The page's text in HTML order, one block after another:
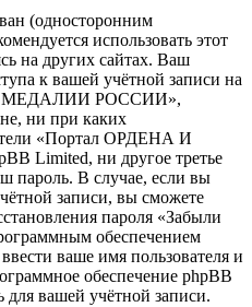
(односторонним
использовать этот
на других сайтах. Ваш
к вашей учётной записи на
МЕДАЛИИ РОССИИ»,
ни при каких
«Портал ОРДЕНА И
ни другое третье
пароль. В случае, если вы
записи, вы сможете
пароля «Забыли
обеспечением
ваше имя пользователя и
обеспечение phpBB
для вашей учётной записи.